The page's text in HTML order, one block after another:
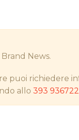
News.
puoi richiedere
allo393